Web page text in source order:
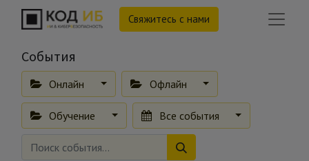
Свяжитесь с нами
События
Онлайн Офлайн
Обучение Все события